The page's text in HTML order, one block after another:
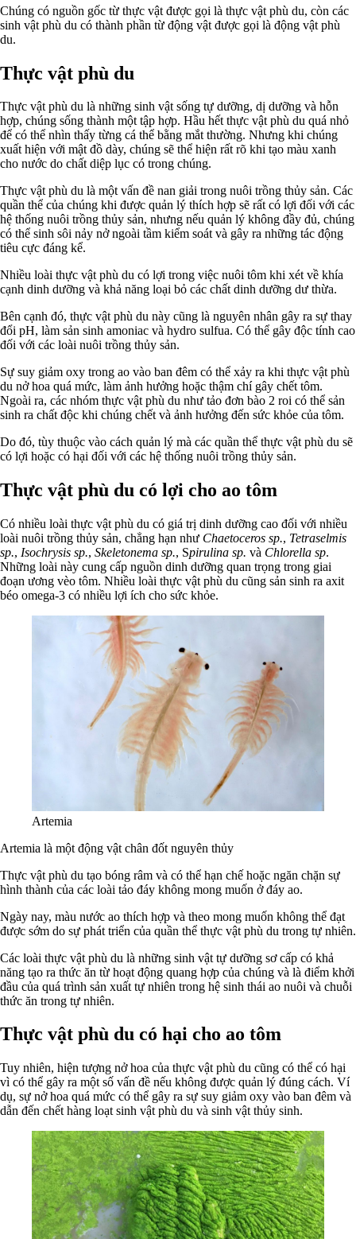
Chúng có nguồn gốc từ thực vật được gọi là thực vật phù du, còn các
sinh vật phù du có thành phần từ động vật được gọi là động vật phù
du.
Thực vật phù du
Thực vật phù du là những sinh vật sống tự dưỡng, dị dưỡng và hỗn
hợp, chúng sống thành một tập hợp. Hầu hết thực vật phù du quá nhỏ
để có thể nhìn thấy từng cá thể bằng mắt thường. Nhưng khi chúng
xuất hiện với mật đồ dày, chúng sẽ thể hiện rất rõ khi tạo màu xanh
cho nước do chất diệp lục có trong chúng.
Thực vật phù du là một vấn đề nan giải trong nuôi trồng thủy sản. Các
quần thể của chúng khi được quản lý thích hợp sẽ rất có lợi đối với các
hệ thống nuôi trồng thủy sản, nhưng nếu quản lý không đầy đủ, chúng
có thể sinh sôi nảy nở ngoài tầm kiểm soát và gây ra những tác động
tiêu cực đáng kể.
Nhiều loài thực vật phù du có lợi trong việc nuôi tôm khi xét về khía
cạnh dinh dưỡng và khả năng loại bỏ các chất dinh dưỡng dư thừa.
Bên cạnh đó, thực vật phù du này cũng là nguyên nhân gây ra sự thay
đổi pH, làm sản sinh amoniac và hydro sulfua. Có thể gây độc tính cao
đối với các loài nuôi trồng thủy sản.
Sự suy giảm oxy trong ao vào ban đêm có thể xảy ra khi thực vật phù
du nở hoa quá mức, làm ảnh hưởng hoặc thậm chí gây chết tôm.
Ngoài ra, các nhóm thực vật phù du như tảo đơn bào 2 roi có thể sản
sinh ra chất độc khi chúng chết và ảnh hưởng đến sức khỏe của tôm.
Do đó, tùy thuộc vào cách quản lý mà các quần thể thực vật phù du sẽ
có lợi hoặc có hại đối với các hệ thống nuôi trồng thủy sản.
Thực vật phù du có lợi cho ao tôm
Có nhiều loài thực vật phù du có giá trị dinh dưỡng cao đối với nhiều
loài nuôi trồng thủy sản, chẳng hạn như Chaetoceros sp., Tetraselmis
sp., Isochrysis sp., Skeletonema sp., Spirulina sp. và Chlorella sp.
Những loài này cung cấp nguồn dinh dưỡng quan trọng trong giai
đoạn ương vèo tôm. Nhiều loài thực vật phù du cũng sản sinh ra axit
béo omega-3 có nhiều lợi ích cho sức khỏe.
Artemia
Artemia là một động vật chân đốt nguyên thủy
Thực vật phù du tạo bóng râm và có thể hạn chế hoặc ngăn chặn sự
hình thành của các loài tảo đáy không mong muốn ở đáy ao.
Ngày nay, màu nước ao thích hợp và theo mong muốn không thể đạt
được sớm do sự phát triển của quần thể thực vật phù du trong tự nhiên.
Các loài thực vật phù du là những sinh vật tự dưỡng sơ cấp có khả
năng tạo ra thức ăn từ hoạt động quang hợp của chúng và là điểm khởi
đầu của quá trình sản xuất tự nhiên trong hệ sinh thái ao nuôi và chuỗi
thức ăn trong tự nhiên.
Thực vật phù du có hại cho ao tôm
Tuy nhiên, hiện tượng nở hoa của thực vật phù du cũng có thể có hại
vì có thể gây ra một số vấn đề nếu không được quản lý đúng cách. Ví
dụ, sự nở hoa quá mức có thể gây ra sự suy giảm oxy vào ban đêm và
dẫn đến chết hàng loạt sinh vật phù du và sinh vật thủy sinh.